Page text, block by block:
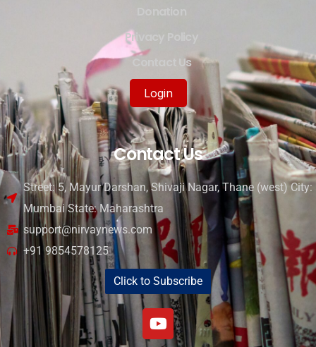
Privacy Policy
Contact Us
Login
Contact Us
Street: 5, Mayur Darshan, Shivaji Nagar, Thane (west) City:
Mumbai State: Maharashtra
support@nirvaynews.com
+91 9854578125
Click to Subscribe